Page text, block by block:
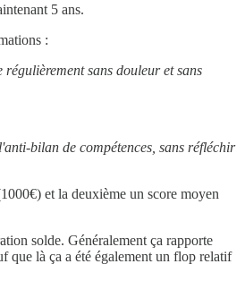
5 ans.
:
sans douleur et sans
bilan de compétences, sans réfléchir
et la deuxième un score moyen
solde. Généralement ça rapporte
que là ça a été également un flop relatif